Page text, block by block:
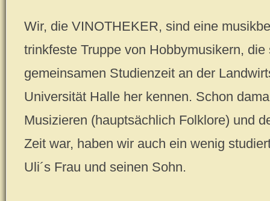
Wir, die VINOTHEKER, sind eine
trinkfeste Truppe von Hobbymusikern,
gemeinsamen Studienzeit an der
Universität Halle her kennen. Schon
Musizieren (hauptsächlich Folklore) und
Zeit war, haben wir auch ein wenig
Uli´s Frau und seinen Sohn.